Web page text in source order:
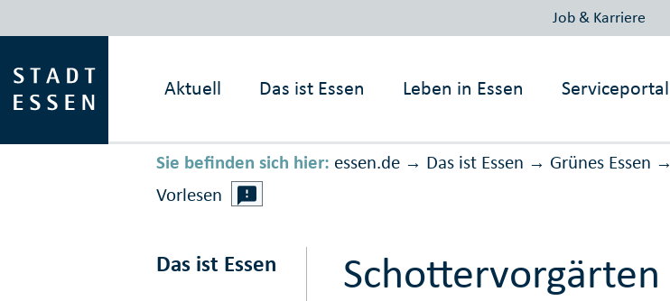
Job & Karriere
Aktuell Das ist Essen Leben in Essen Serviceportal
Sie befinden sich hier: essen.de → Das ist Essen → Grünes Essen →
Vorlesen
Das ist Essen Schottervorgärten